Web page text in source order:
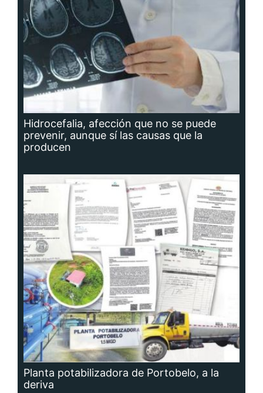
Hidrocefalia, afección que no se puede
prevenir, aunque sí las causas que la
producen
Planta potabilizadora de Portobelo, a la
deriva